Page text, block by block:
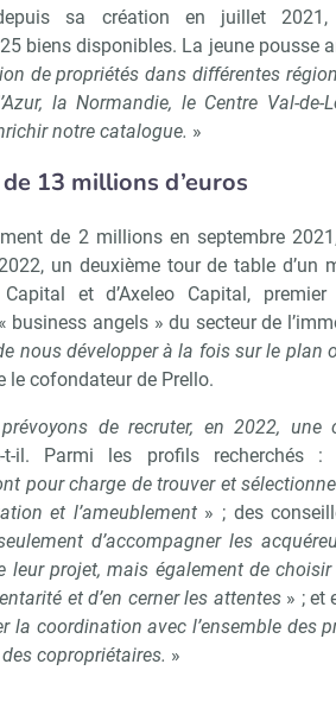
sa création en juillet
biens disponibles. La jeune pousse
de propriétés dans différentes
la Normandie, le Centre Val-de-
notre catalogue. »
13 millions d’euros
de 2 millions en septembre
un deuxième tour de table d’un
Capital et d’Axeleo Capital,
business angels » du secteur de
nous développer à la fois sur le plan
le cofondateur de Prello.
de recruter, en 2022, une
t-il. Parmi les profils recherchés
pour charge de trouver et
et l’ameublement» ; des
d’accompagner les
leur projet, mais également de
et d’en cerner les attentes» ; et
la coordination avec l’ensemble des
copropriétaires. »